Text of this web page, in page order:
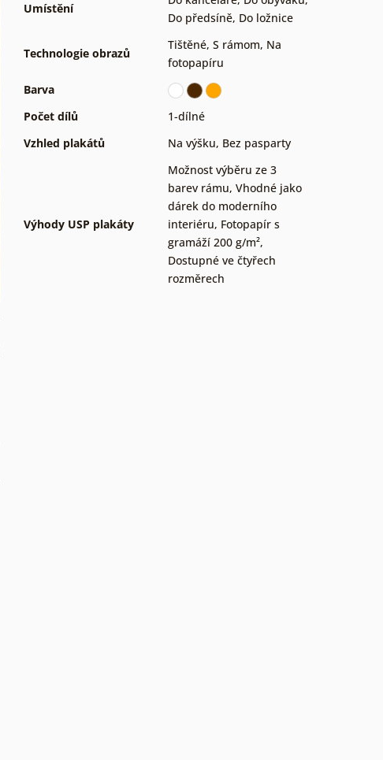
Umístění
Do předsíně, Do ložnice
Technologie obrazů
Tištěné, S rámom, Na
fotopapíru
Barva
Počet dílů
1-dílné
Vzhled plakátů
Na výšku, Bez pasparty
Výhody USP plakáty
Možnost výběru ze 3
barev rámu, Vhodné jako
dárek do moderního
interiéru, Fotopapír s
gramáží 200 g/m²,
Dostupné ve čtyřech
rozměrech